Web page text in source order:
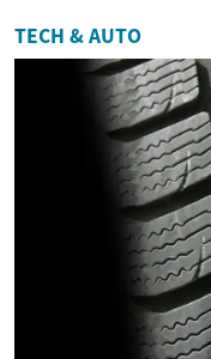
TECH & AUTO